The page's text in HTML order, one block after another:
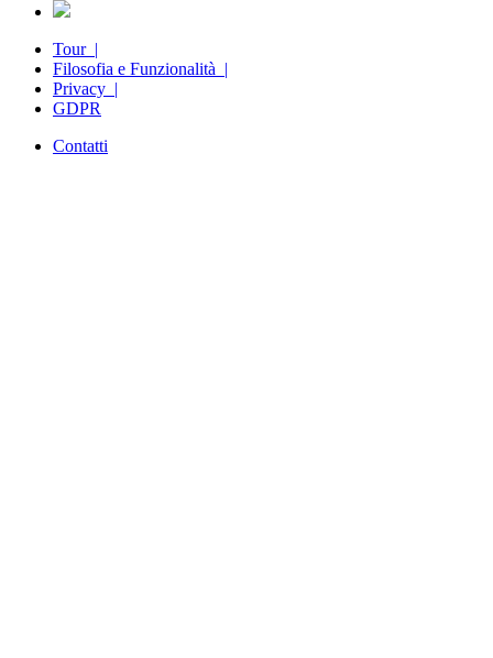
Tour |
Filosofia e Funzionalità |
Privacy |
GDPR
Contatti